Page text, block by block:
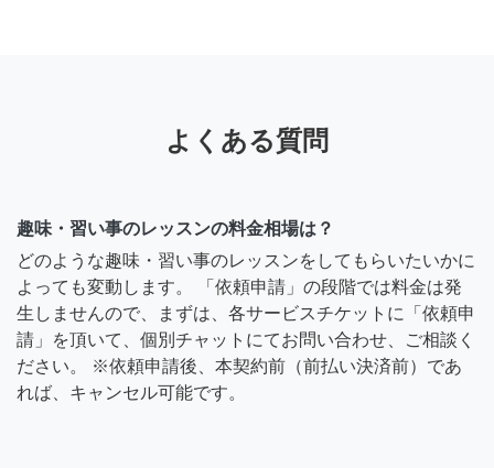
よくある質問
趣味・習い事のレッスンの料金相場は？
どのような趣味・習い事のレッスンをしてもらいたいかに
よっても変動します。 「依頼申請」の段階では料金は発
生しませんので、まずは、各サービスチケットに「依頼申
請」を頂いて、個別チャットにてお問い合わせ、ご相談く
ださい。 ※依頼申請後、本契約前（前払い決済前）であ
れば、キャンセル可能です。